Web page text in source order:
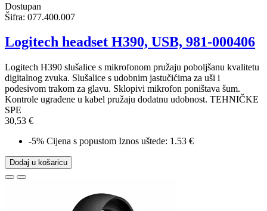
Dostupan
Šifra: 077.400.007
Logitech headset H390, USB, 981-000406
Logitech H390 slušalice s mikrofonom pružaju poboljšanu kvalitetu
digitalnog zvuka. Slušalice s udobnim jastučićima za uši i
podesivom trakom za glavu. Sklopivi mikrofon poništava šum.
Kontrole ugrađene u kabel pružaju dodatnu udobnost. TEHNIČKE
SPE
30,53 €
-5% Cijena s popustom Iznos uštede: 1.53 €
Dodaj u košaricu